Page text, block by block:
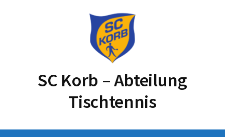
SC Korb – Abteilung
Tischtennis